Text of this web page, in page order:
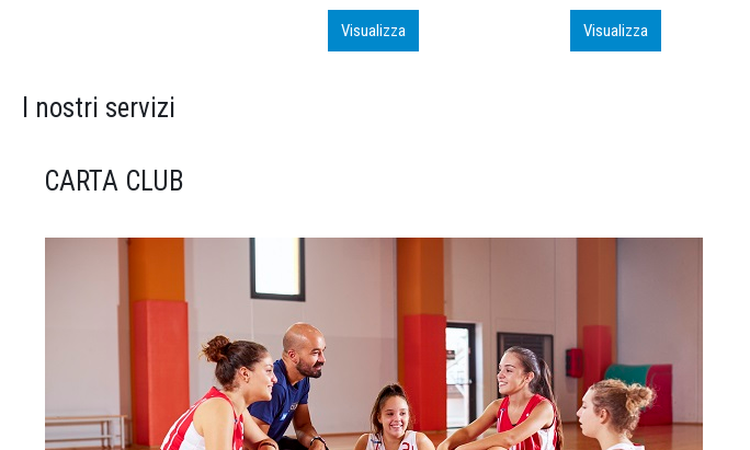
Visualizza Visualizza
I nostri servizi
CARTA CLUB